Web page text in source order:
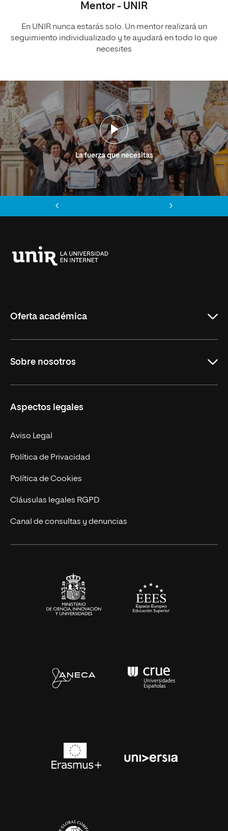
Mentor - UNIR
En UNIR nunca estarás solo. Un mentor realizará un
seguimiento individualizado y te ayudará en todo lo que
necesites
La fuerza que necesitas
Oferta académica
Másteres Oficiales
Doctorados
Experto Universitario
Postgrados
Cursos Universitarios
Sobre nosotros
Facultades
Nuestro Equipo
Trabaja en UNIR
Actualidad
UNIR Revista
Eventos
Aspectos legales
Aviso Legal
Política de Privacidad
Política de Cookies
Cláusulas legales RGPD
Canal de consultas y denuncias